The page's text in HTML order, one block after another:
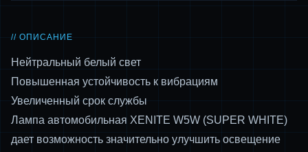
// ОПИСАНИЕ
Нейтральный белый свет
Повышенная устойчивость к вибрациям
Увеличенный срок службы
Лампа автомобильная XENITE W5W (SUPER WHITE)
дает возможность значительно улучшить освещение